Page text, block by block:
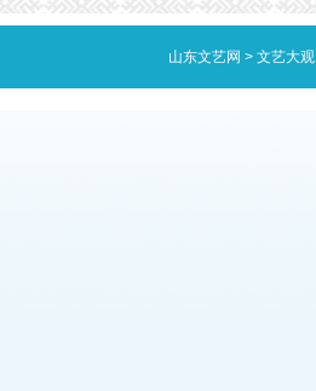
山东文艺网 > 文艺大观